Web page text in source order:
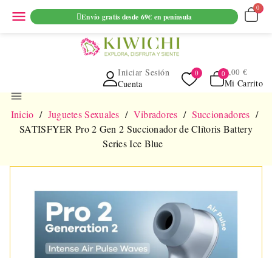
ENVIO GRATUITO EN PEDIDOS SUPERIORES A 69€ EN
PENINSULA
Cuenta
Iniciar Sesión
Mi Carrito
0,00 €
menu
Inicio Juguetes Sexuales Vibradores
Succionadores
SATISFYER Pro 2 Gen 2 Succionador de Clítoris Battery
Series Ice Blue
menu Envío gratis desde 69€ en península